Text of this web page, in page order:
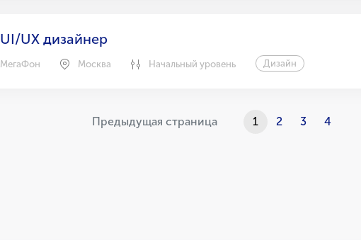
UI/UX дизайнер
МегаФон Москва Начальный уровень Дизайн
Предыдущая страница 1 (current)
2 3 4